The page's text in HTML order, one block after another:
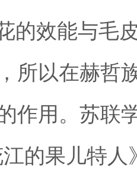
的效能与毛
所以在赫哲
作用。苏联
江的果儿特